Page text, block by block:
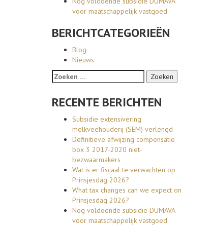
voor maatschappelijk vastgoed
BERICHTCATEGORIEËN
Blog
Nieuws
Zoeken naar:
RECENTE BERICHTEN
Subsidie extensivering
melkveehouderij (SEM) verlengd
Definitieve afwijzing compensatie
box 3 2017-2020 niet-
bezwaarmakers
Wat is er fiscaal te verwachten op
Prinsjesdag 2026?
What tax changes can we expect on
Prinsjesdag 2026?
Nog voldoende subsidie DUMAVA
voor maatschappelijk vastgoed